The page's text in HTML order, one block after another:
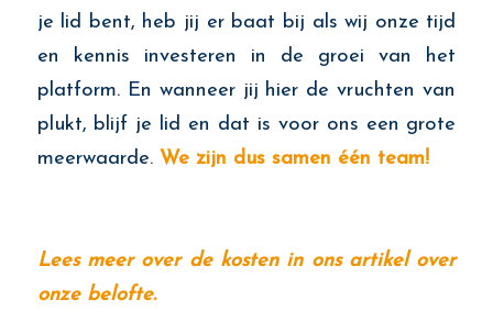
je lid bent, heb jij er baat bij als wij onze tijd
en kennis investeren in de groei van het
platform. En wanneer jij hier de vruchten van
plukt, blijf je lid en dat is voor ons een grote
meerwaarde. We zijn dus samen één team!
Lees meer over de kosten in ons artikel over
onze belofte.